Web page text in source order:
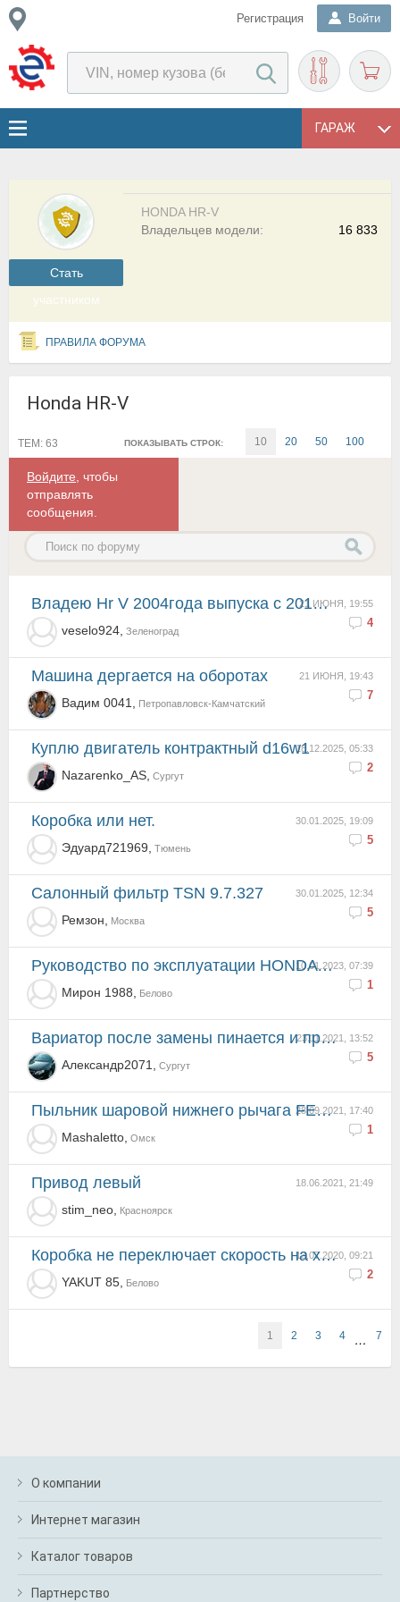
Регистрация Войти
ГАРАЖ
Cтать
участником
HONDA HR-V
16 833
Владельцев модели:
ПРАВИЛА ФОРУМА
Honda HR-V
ПОКАЗЫВАТЬ СТРОК: 10 20 50 100
ТЕМ: 63
Войдите , чтобы
отправлять
сообщения.
21 ИЮНЯ, 19:55
4
Владею Hr V 2004года выпуска с 2010года 1,6 втек 125л.с соответственно, купил в 2010 г в салоне в ...
veselo924, Зеленоград
21 ИЮНЯ, 19:43
7
Машина дергается на оборотах
Вадим 0041, Петропавловск-Камчатский
18.12.2025, 05:33
2
куплю двигатель контрактный d16w1
Nazarenko_AS, Сургут
30.01.2025, 19:09
5
коробка или нет.
Эдуард721969, Тюмень
30.01.2025, 12:34
5
Салонный фильтр TSN 9.7.327
Ремзон, Москва
10.01.2023, 07:39
1
Руководство по эксплуатации HONDA H-RV1988г.
Мирон 1988, Белово
23.11.2021, 13:52
5
Вариатор после замены пинается и пропала задняя.
Александр2071, Сургут
28.09.2021, 17:40
1
пыльник шаровой нижнего рычага FEBEST
Mashaletto, Омск
18.06.2021, 21:49
Привод левый
stim_neo, Красноярск
13.07.2020, 09:21
2
Коробка не переключает скорость на холодную и плавуют обороты.
YAKUT 85, Белово
1 2 3 4 … 7
О компании
Интернет магазин
Каталог товаров
Партнерство